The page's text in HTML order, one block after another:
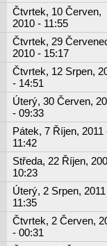
Čtvrtek, 10 Červen,
2010 - 11:55
Čtvrtek, 29
2010 - 15:17
Čtvrtek, 12 Srpen,
- 14:51
Úterý, 30 Červen,
- 09:33
Pátek, 7 Říjen, 2011
11:42
Středa, 22 Říjen,
10:23
Úterý, 2 Srpen,
11:35
Čtvrtek, 2 Červen,
- 00:31